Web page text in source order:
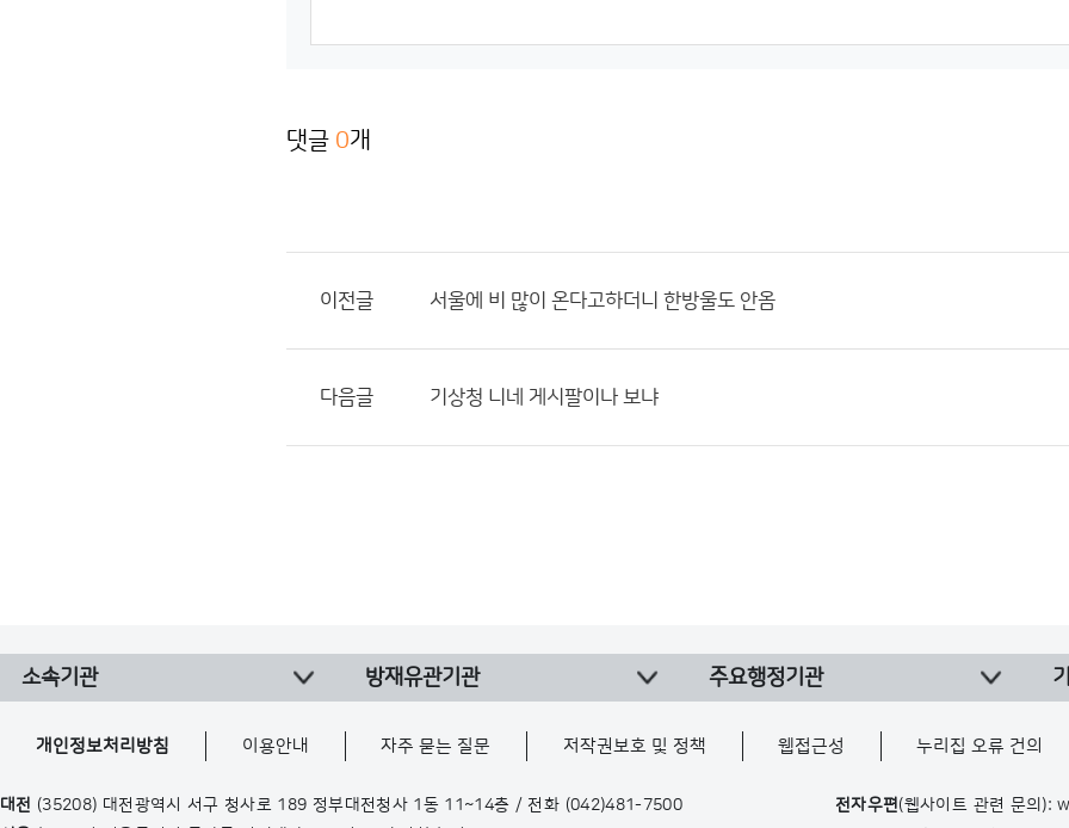
댓글 0개
이전글 서울에 비 많이 온다고하더니 한방울도 안옴
다음글 기상청 니네 게시팔이나 보냐
소속기관 방재유관기관 주요행정기관
개인정보처리방침 이용안내 자주 묻는 질문 저작권보호 및 정책 웹접근성 누리집 오류 건의
대전 (35208) 대전광역시 서구 청사로 189 정부대전청사 1동 11~14층 / 전화 (042)481-7500
전자우편(웹사이트 관련 문의